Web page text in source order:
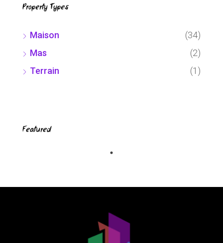
Property Types
Maison
(34)
Mas
(2)
Terrain
(1)
Featured